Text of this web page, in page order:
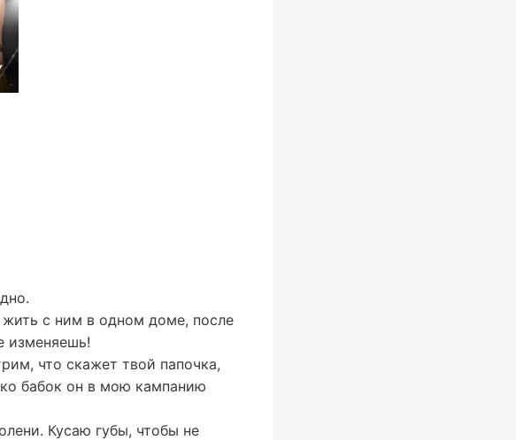
с ним в одном доме, после
изменяешь!
что скажет твой папочка,
бабок он в мою кампанию
Кусаю губы, чтобы не